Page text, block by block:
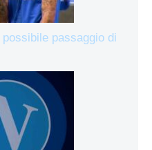
passaggio di